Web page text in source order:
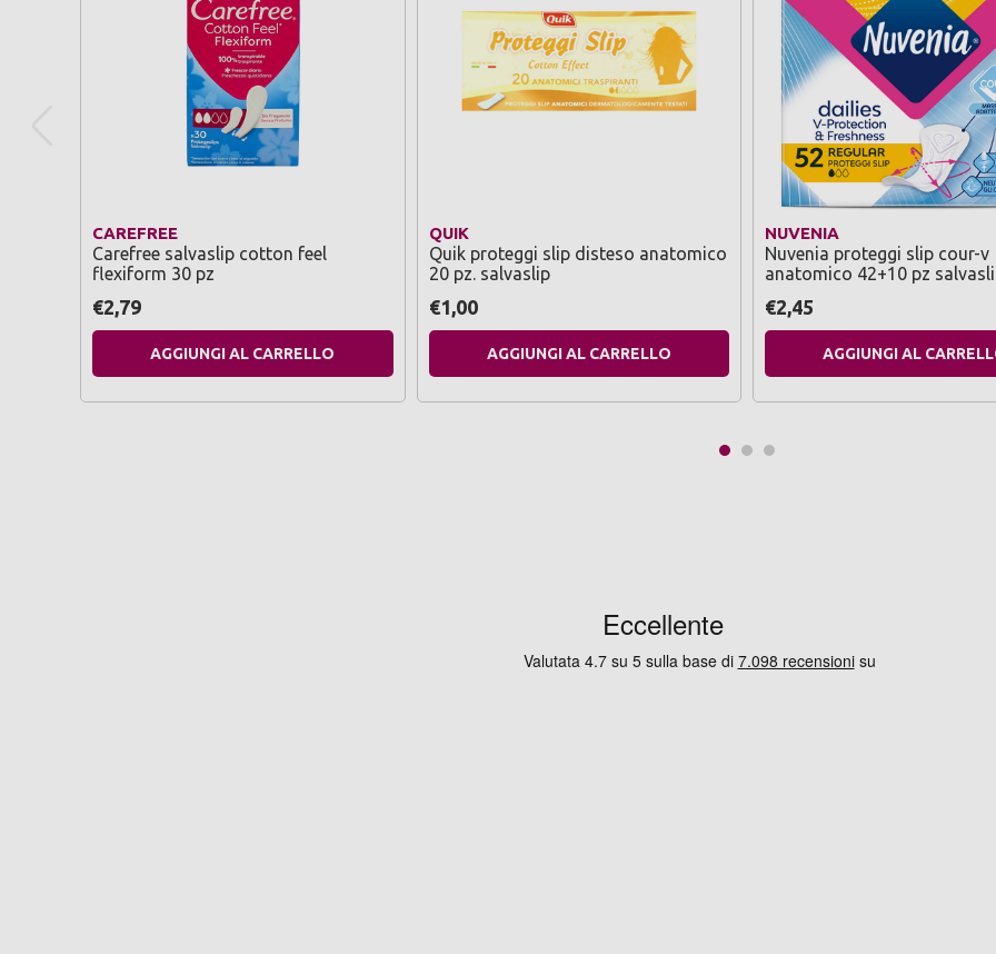
CAREFREE
Carefree salvaslip cotton feel
flexiform 30 pz
€2,79
AGGIUNGI AL CARRELLO
QUIK
Quik proteggi slip disteso anatomico
20 pz. salvaslip
€1,00
AGGIUNGI AL CARRELLO
NUVENIA
Nuvenia proteggi slip cour-v
anatomico 42+10 pz
€2,45
AGGIUNGI AL